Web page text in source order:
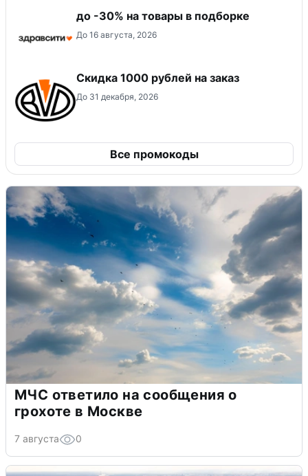
до -30% на товары в подборке
До 16 августа, 2026
Скидка 1000 рублей на заказ
До 31 декабря, 2026
Все промокоды
МЧС ответило на сообщения о
грохоте в Москве
7 августа 0